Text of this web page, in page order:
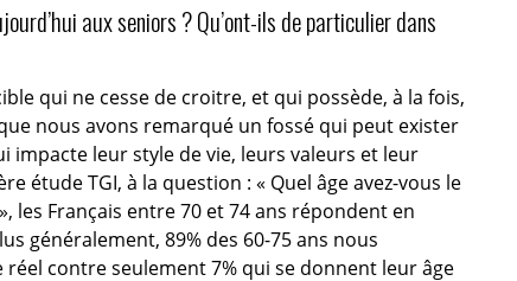
aux seniors ? Qu’ont-ils de particulier dans
qui ne cesse de croitre, et qui possède, à la fois,
nous avons remarqué un fossé qui peut exister
impacte leur style de vie, leurs valeurs et leur
étude TGI, à la question : « Quel âge avez-vous le
les Français entre 70 et 74 ans répondent en
généralement, 89% des 60-75 ans nous
contre seulement 7% qui se donnent leur âge